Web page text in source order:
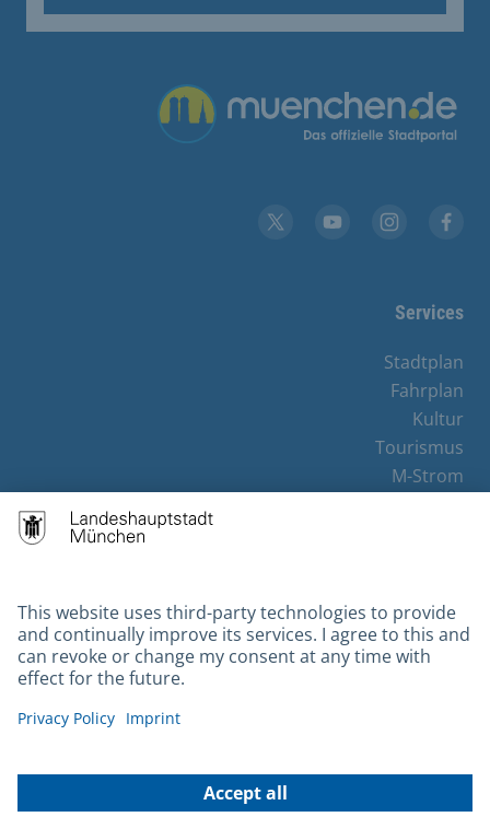
Übergreifende Links
Services
Stadtplan
Fahrplan
Kultur
Tourismus
M-Strom
Contact
Barrierefreiheit
Kontakt